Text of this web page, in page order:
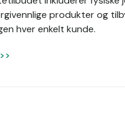
produkter og
hver enkelt kunde.